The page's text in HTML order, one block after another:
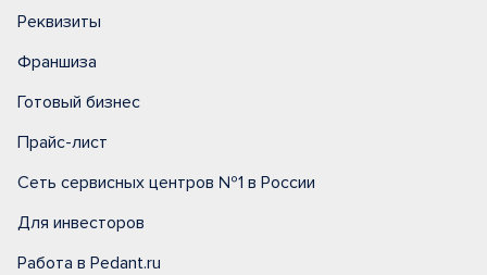
Реквизиты
Франшиза
Готовый бизнес
Прайс-лист
Сеть сервисных центров №1 в России
Для инвесторов
Работа в Pedant.ru